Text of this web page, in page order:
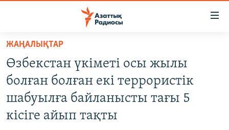
Skip
main
content
to
main
ЖАҢАЛЫҚТАР
САЯСАТ
AZATTYQTV
ҚАҢТАР ОҚИҒАСЫ
ЖАҢАЛЫҚТАР
Өзбекстан үкіметі осы жылы
болған болған екі террористік
шабуылға байланысты тағы 5
кісіге айып тақты